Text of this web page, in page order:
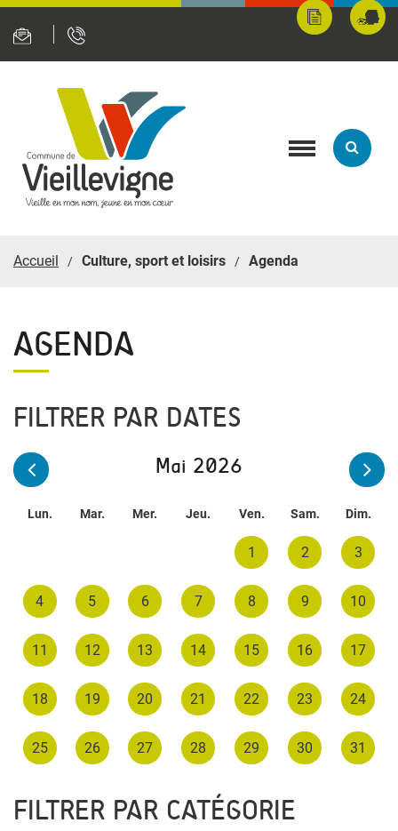
Mes
démarches
Toggle
Accueil Culture, sport et loisirs Agenda
AGENDA
FILTRER PAR DATES
Mai 2026
Lun. Mar. Mer. Jeu. Ven. Sam. Dim.
1 2 3
4 5 6 7 8 9 10
11 12 13 14 15 16 17
18 19 20 21 22 23 24
25 26 27 28 29 30 31
FILTRER PAR CATÉGORIE
Panneau de gestion des cookies